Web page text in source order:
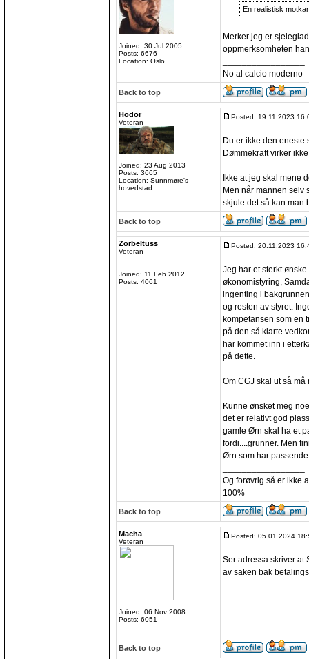
Joined: 30 Jul 2005
Posts: 6676
Location: Oslo
En realistisk
Merker jeg er
oppmerksomheten
No al calcio moderno
Back to top
Hodor
Veteran
Joined: 23 Aug 2013
Posts: 3665
Location: Sunnmøre's
hovedstad
Posted: 19.11.2023
Du er ikke den eneste
Dømmekraft virker
Ikke at jeg skal mene
Men når mannen selv
skjule det så kan man
Back to top
Zorbeltuss
Veteran
Joined: 11 Feb 2012
Posts: 4061
Posted: 20.11.2023
Jeg har et sterkt
økonomistyring,
ingenting i
og resten av styret.
kompetansen som en
på den så klarte
har kommet inn i
på dette.
Om CGJ skal ut så
Kunne ønsket meg
det er relativt god
gamle Ørn skal ha et
fordi....grunner. Men
Ørn som har
Og forøvrig så er ikke
100%
Back to top
Macha
Veteran
Joined: 06 Nov 2008
Posts: 6051
Posted: 05.01.2024
Ser adressa skriver at
av saken bak
Back to top